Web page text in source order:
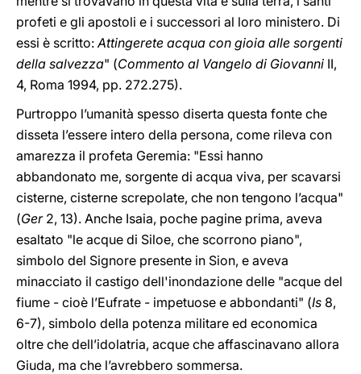
profeti e gli apostoli e i successori al loro ministero. Di
essi è scritto:Attingerete acqua con gioia alle sorgenti
della salvezza" (Commento al Vangelo di Giovanni II,
4, Roma 1994, pp. 272.275).
Purtroppo l’umanità spesso diserta questa fonte che
disseta l’essere intero della persona, come rileva con
amarezza il profeta Geremia: "Essi hanno
abbandonato me, sorgente di acqua viva, per scavarsi
cisterne, cisterne screpolate, che non tengono l’acqua"
(Ger2, 13). Anche Isaia, poche pagine prima, aveva
esaltato "le acque di Siloe, che scorrono piano",
simbolo del Signore presente in Sion, e aveva
minacciato il castigo dell'inondazione delle "acque del
fiume - cioè l’Eufrate - impetuose e abbondanti" (Is 8,
6-7), simbolo della potenza militare ed economica
oltre che dell’idolatria, acque che affascinavano allora
Giuda, ma che l’avrebbero sommersa.